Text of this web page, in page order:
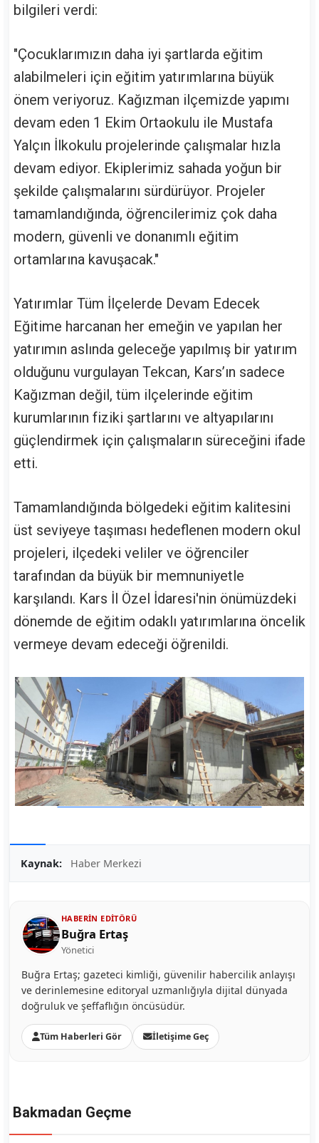
bilgileri verdi:
"Çocuklarımızın daha iyi şartlarda eğitim
alabilmeleri için eğitim yatırımlarına büyük
önem veriyoruz. Kağızman ilçemizde yapımı
devam eden 1 Ekim Ortaokulu ile Mustafa
Yalçın İlkokulu projelerinde çalışmalar hızla
devam ediyor. Ekiplerimiz sahada yoğun bir
şekilde çalışmalarını sürdürüyor. Projeler
tamamlandığında, öğrencilerimiz çok daha
modern, güvenli ve donanımlı eğitim
ortamlarına kavuşacak."
Yatırımlar Tüm İlçelerde Devam Edecek
Eğitime harcanan her emeğin ve yapılan her
yatırımın aslında geleceğe yapılmış bir yatırım
olduğunu vurgulayan Tekcan, Kars’ın sadece
Kağızman değil, tüm ilçelerinde eğitim
kurumlarının fiziki şartlarını ve altyapılarını
güçlendirmek için çalışmaların süreceğini ifade
etti.
Tamamlandığında bölgedeki eğitim kalitesini
üst seviyeye taşıması hedeflenen modern okul
projeleri, ilçedeki veliler ve öğrenciler
tarafından da büyük bir memnuniyetle
karşılandı. Kars İl Özel İdaresi'nin önümüzdeki
dönemde de eğitim odaklı yatırımlarına öncelik
vermeye devam edeceği öğrenildi.
Kaynak: Haber Merkezi
HABERIN EDITÖRÜ
Buğra Ertaş
Yönetici
Buğra Ertaş; gazeteci kimliği, güvenilir habercilik anlayışı
ve derinlemesine editoryal uzmanlığıyla dijital dünyada
doğruluk ve şeffaflığın öncüsüdür.
Tüm Haberleri Gör İletişime Geç
Bakmadan Geçme